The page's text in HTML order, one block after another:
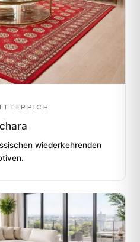
wiederkehrenden